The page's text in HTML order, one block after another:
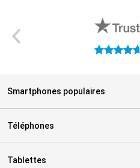
4.7 étoiles
Smartphones populaires
Téléphones
Tablettes